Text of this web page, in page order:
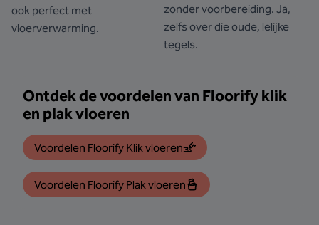
ook perfect met
vloerverwarming.
zonder voorbereiding. Ja,
zelfs over die oude, lelijke
tegels.
Ontdek de voordelen van Floorify klik
en plak vloeren
Voordelen Floorify Klik vloeren
Voordelen Floorify Plak vloeren